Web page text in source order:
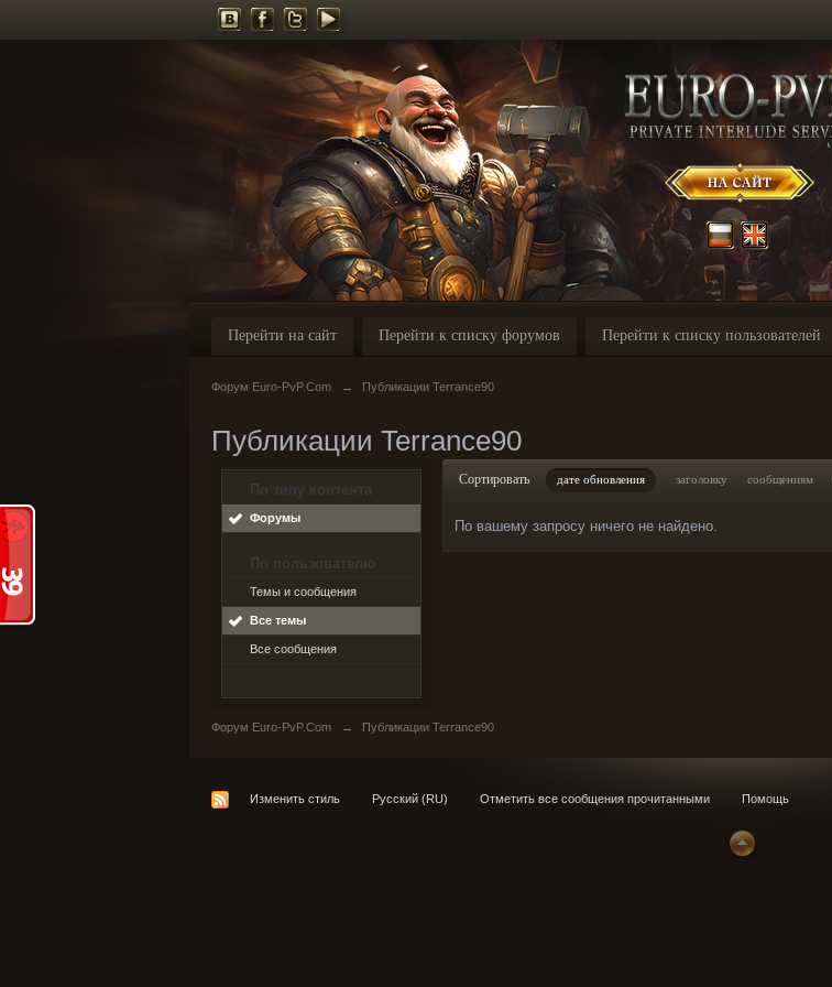
Перейти на сайт Перейти к списку форумов Перейти к списку пользователей
Форум Euro-PvP.Com → Публикации Terrance90
Публикации Terrance90
По типу контента
Форумы
По пользователю
Темы и сообщения
Все темы
Все сообщения
Сортировать дате обновления заголовку сообщениям
По вашему запросу ничего не найдено.
Форум Euro-PvP.Com → Публикации Terrance90
Изменить стиль Русский (RU) Отметить все сообщения прочитанными Помощь